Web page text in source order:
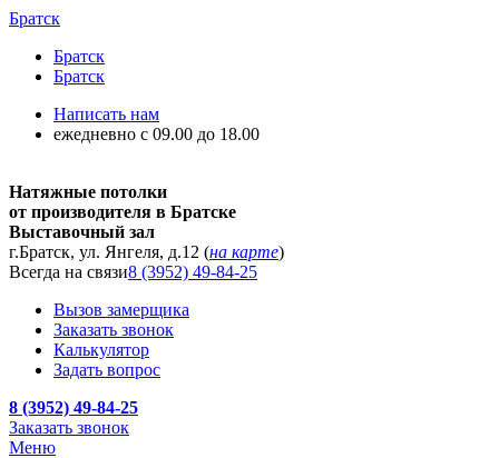
Братск
Братск
Братск
Написать нам
ежедневно с 09.00 до 18.00
Натяжные потолки
от производителя в Братске
Выставочный зал
г.Братск, ул. Янгеля, д.12 (на карте)
Всегда на связи8 (3952) 49-84-25
Вызов замерщика
Заказать звонок
Калькулятор
Задать вопрос
8 (3952) 49-84-25
Заказать звонок
Меню